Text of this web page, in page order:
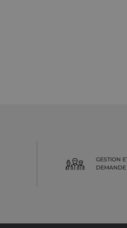
GESTION
DEMANDE